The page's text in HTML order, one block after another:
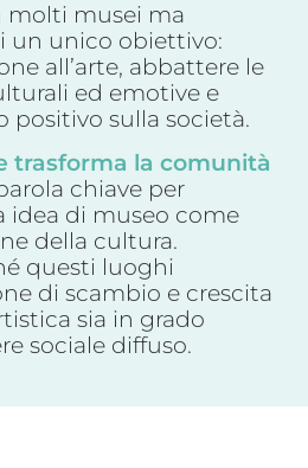
molti musei ma
un unico obiettivo:
all’arte, abbattere le
ed emotive e
positivo sulla società.
trasforma la comunità
chiave per
idea di museo come
della cultura.
questi luoghi
di scambio e crescita
sia in grado
sociale diffuso.